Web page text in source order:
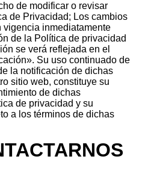
de modificar o revisar
de Privacidad; Los cambios
vigencia inmediatamente
de la Política de privacidad
se verá reflejada en el
Su uso continuado de
la notificación de dichas
sitio web, constituye su
de dichas
de privacidad y su
a los términos de dichas